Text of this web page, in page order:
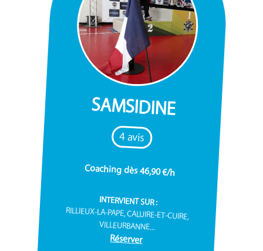
SAMSIDINE
4 avis
Coaching dès 46,90 €/h
INTERVIENT SUR :
RILLIEUX-LA-PAPE, CALUIRE-ET-CUIRE,
VILLEURBANNE...
Réserver